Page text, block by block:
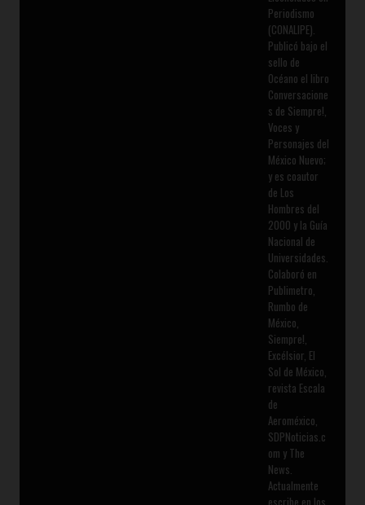
Periodismo
(CONALIPE).
Publicó bajo el
sello de
Océano el libro
Conversacione
s de Siempre!,
Voces y
Personajes del
México Nuevo;
y es coautor
de Los
Hombres del
2000 y la Guía
Nacional de
Universidades.
Colaboró en
Publimetro,
Rumbo de
México,
Siempre!,
Excélsior, El
Sol de México,
revista Escala
de
Aeroméxico,
SDPNoticias.c
om y The
News.
Actualmente
escribe en los